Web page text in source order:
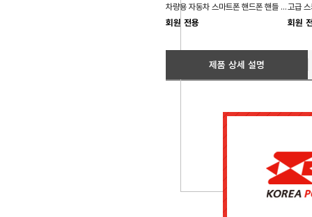
차량용 자동차 스마트폰 핸드폰 핸들 거치대 홀더
회원 전용 회원
제품 상세 설명